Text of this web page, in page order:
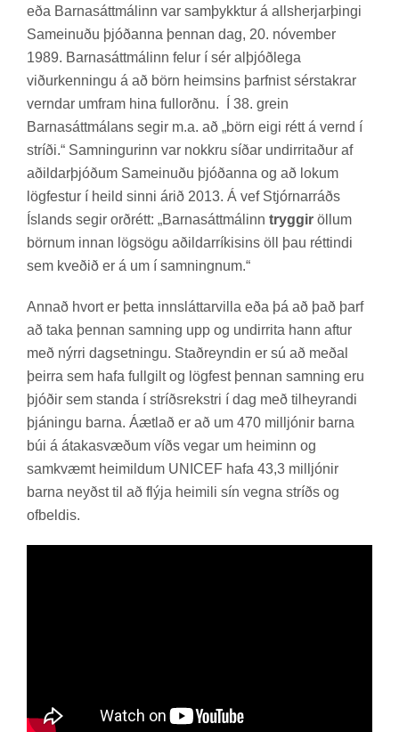
eða Barna­sátt­mál­inn var sam­þykkt­ur á alls­herj­ar­þingi
Sam­ein­uðu þjóð­anna þenn­an dag, 20. nóv­em­ber
1989. Barna­sátt­mál­inn fel­ur í sér al­þjóð­lega
við­ur­kenn­ingu á að börn heims­ins þarfn­ist sér­stakr­ar
vernd­ar um­fram hina full­orðnu. Í 38. grein
Barna­sátt­mál­ans seg­ir m.a. að „börn eigi rétt á vernd í
stríði.“ Samn­ing­ur­inn var nokkru síð­ar und­ir­rit­að­ur af
að­ild­ar­þjóð­um Sam­ein­uðu þjóð­anna og að lok­um
lög­fest­ur í heild sinni árið 2013. Á vef Stjórn­ar­ráðs
Ís­lands seg­ir orð­rétt: „Barna­sátt­mál­inn tryggir öll­um
börn­um inn­an lög­sögu að­ild­ar­rík­is­ins öll þau rétt­indi
sem kveð­ið er á um í samn­ingn­um.“
Ann­að hvort er þetta innslátt­ar­villa eða þá að það þarf
að taka þenn­an samn­ing upp og und­ir­rita hann aft­ur
með nýrri dag­setn­ingu. Stað­reynd­in er sú að með­al
þeirra sem hafa full­gilt og lög­fest þenn­an samn­ing eru
þjóð­ir sem standa í stríðs­rekstri í dag með til­heyr­andi
þján­ingu barna. Áætl­að er að um 470 millj­ón­ir barna
búi á átaka­svæð­um víðs veg­ar um heim­inn og
sam­kvæmt heim­ild­um UNICEF hafa 43,3 millj­ón­ir
barna neyðst til að flýja heim­ili sín vegna stríðs og
of­beld­is.